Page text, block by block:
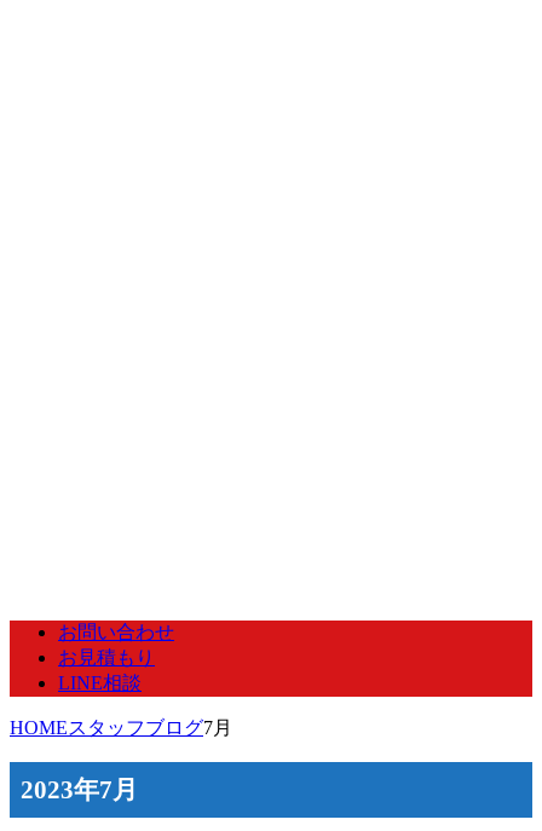
お問い合わせ
お見積もり
LINE相談
HOMEスタッフブログ7月
2023年7月